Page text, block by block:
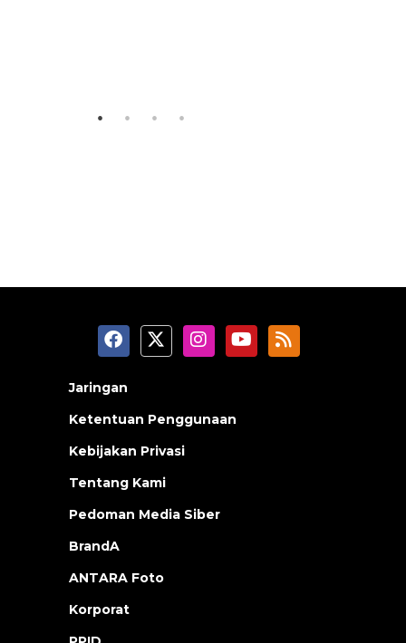
Jaringan
Ketentuan Penggunaan
Kebijakan Privasi
Tentang Kami
Pedoman Media Siber
BrandA
ANTARA Foto
Korporat